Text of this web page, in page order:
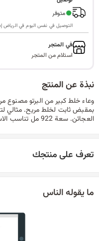
●متوفر
التوصيل في نفس اليوم في الرياض إذا
في المتجر
استلام من المتجر
نبذة عن المنتج
وعاء خلط كبير من البرتو مصنوع
بمقبض ثابت لخلط مريح. مثالي
العجائن. سعة 922 مل تناسب الاستخدام المكثف في المطبخ.
تعرف على منتجك
ما يقوله الناس